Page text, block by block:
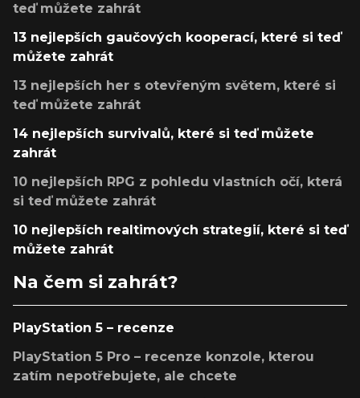
teď můžete zahrát
13 nejlepších gaučových kooperací, které si teď
můžete zahrát
13 nejlepších her s otevřeným světem, které si
teď můžete zahrát
14 nejlepších survivalů, které si teď můžete
zahrát
10 nejlepších RPG z pohledu vlastních očí, která
si teď můžete zahrát
10 nejlepších realtimových strategií, které si teď
můžete zahrát
Na čem si zahrát?
PlayStation 5 – recenze
PlayStation 5 Pro – recenze konzole, kterou
zatím nepotřebujete, ale chcete